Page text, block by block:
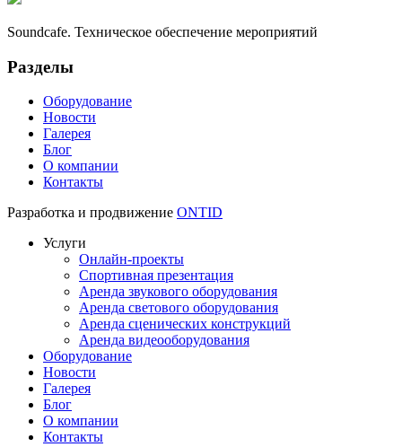
Soundсafe. Техническое обеспечение мероприятий
Разделы
Оборудование
Новости
Галерея
Блог
О компании
Контакты
Разработка и продвижение ONTID
Услуги
Онлайн-проекты
Спортивная презентация
Аренда звукового оборудования
Аренда светового оборудования
Аренда сценических конструкций
Аренда видеооборудования
Оборудование
Новости
Галерея
Блог
О компании
Контакты